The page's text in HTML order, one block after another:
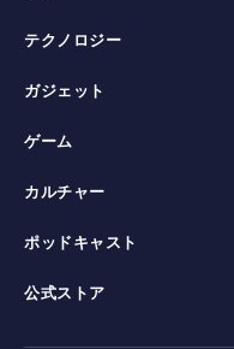
テクノロジー
ガジェット
ゲーム
カルチャー
ポッドキャスト
公式ストア